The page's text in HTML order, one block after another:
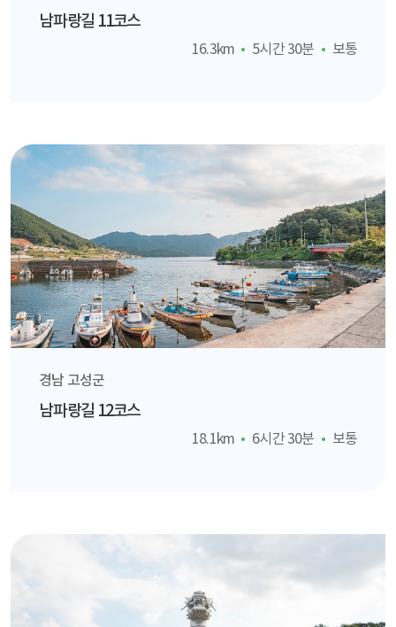
남파랑길 11코스
16.3km 5시간 30분 보통
경남 고성군
남파랑길 12코스
18.1km 6시간 30분 보통